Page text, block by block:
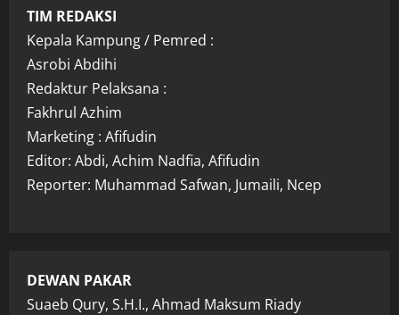
TIM REDAKSI
Kepala Kampung / Pemred :
Asrobi Abdihi
Redaktur Pelaksana :
Fakhrul Azhim
Marketing : Afifudin
Editor: Abdi, Achim Nadfia, Afifudin
Reporter: Muhammad Safwan, Jumaili, Ncep
DEWAN PAKAR
Suaeb Qury, S.H.I., Ahmad Maksum Riady